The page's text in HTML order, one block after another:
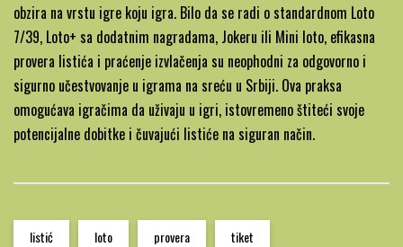
obzira na vrstu igre koju igra. Bilo da se radi o standardnom Loto
7/39, Loto+ sa dodatnim nagradama, Jokeru ili Mini loto, efikasna
provera listića i praćenje izvlačenja su neophodni za odgovorno i
sigurno učestvovanje u igrama na sreću u Srbiji. Ova praksa
omogućava igračima da uživaju u igri, istovremeno štiteći svoje
potencijalne dobitke i čuvajući listiće na siguran način.
listić loto provera tiket